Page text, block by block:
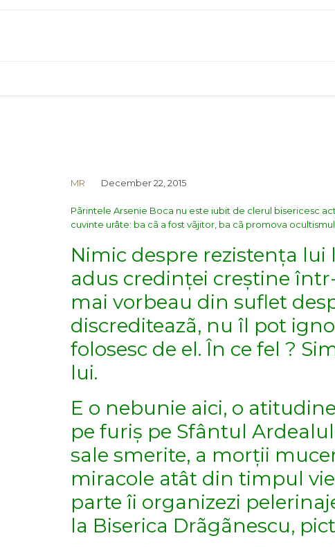
MR December 22, 2015
Pãrintele Arsenie Boca nu este iubit de clerul bisericesc
cuvinte urâte: ba cã a fost vãjitor, ba cã promova ocultismul
Nimic despre rezistența
adus credinței creștine
mai vorbeau din suflet
discrediteazã, nu îl pot
folosesc de el. În ce fel ?
lui.
E o nebunie aici, o
pe furiș pe Sfântul
sale smerite, a morții
miracole atât din timpul
parte îi organizezi
la Biserica Drãgãnescu,